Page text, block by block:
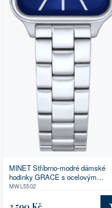
MINET Stříbrno-modré dámské
hodinky GRACE s ocelovým
řemínkem
MWL5502